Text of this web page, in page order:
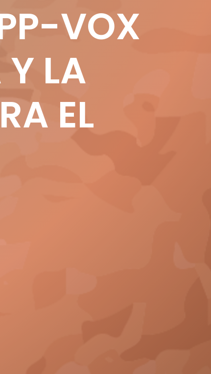
VOX
LA
EL